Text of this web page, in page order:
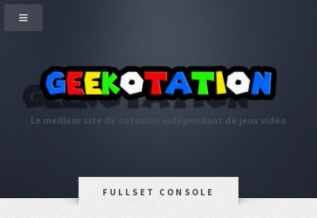
Le meilleur site de cotation indépendant de jeux vidéo
FULLSET CONSOLE